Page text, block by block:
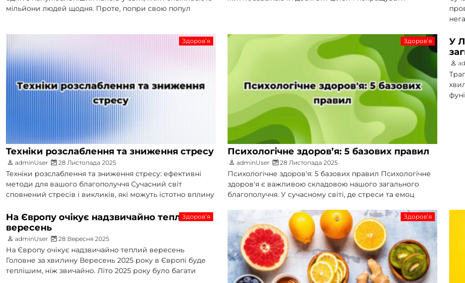
мільйони людей щодня. Проте, попри свою попул
нега
Здоров’я
Техніки розслаблення та зниження стресу
adminUser 28 Листопада 2025
Техніки розслаблення та зниження стресу: ефективні
методи для вашого благополуччя Сучасний світ
сповнений стресів і викликів, які можуть істотно вплину
Здоров’я
Психологічне здоров’я: 5 базових правил
adminUser 28 Листопада 2025
Психологічне здоров'я: 5 базових правил Психологічне
здоров'я є важливою складовою нашого загального
благополуччя. У сучасному світі, де стреси та емоц
У
Здоров’я
На Європу очікує надзвичайно теплий
вересень
adminUser 28 Вересня 2025
На Європу очікує надзвичайно теплий вересень
Головне за хвилину Вересень 2025 року в Європі буде
теплішим, ніж звичайно. Літо 2025 року було багати
Здоров’я